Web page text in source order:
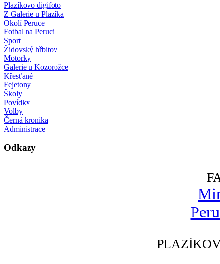
Plazíkovo digifoto
Z Galerie u Plazíka
Okolí Peruce
Fotbal na Peruci
Sport
Židovský hřbitov
Motorky
Galerie u Kozorožce
Křesťané
Fejetony
Školy
Povídky
Volby
Černá kronika
Administrace
Odkazy